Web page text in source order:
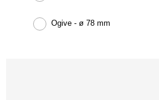
Ogive - ø 78 mm